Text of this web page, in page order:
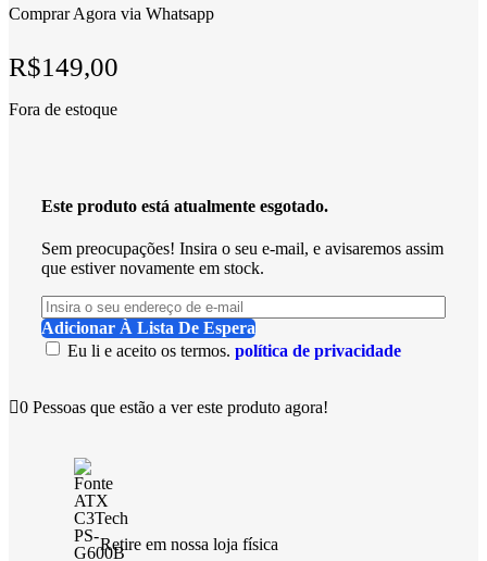
Comprar Agora via Whatsapp
R$149,00
Fora de estoque
Este produto está atualmente esgotado.
Sem preocupações! Insira o seu e-mail, e avisaremos assim
que estiver novamente em stock.
Adicionar À Lista De Espera
Eu li e aceito os termos. política de privacidade
0 Pessoas que estão a ver este produto agora!
Retire em nossa loja física